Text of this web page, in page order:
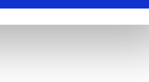
jederzeit über die Cookie-